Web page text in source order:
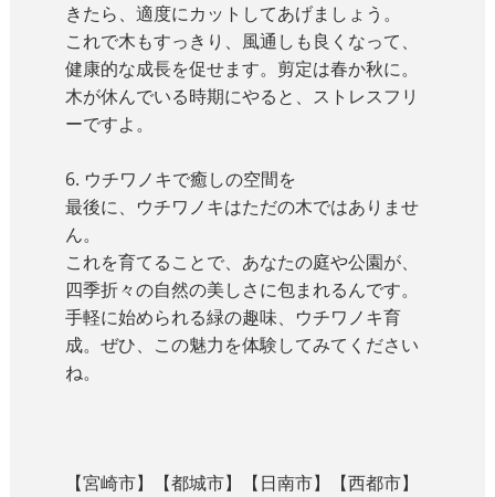
きたら、適度にカットしてあげましょう。
これで木もすっきり、風通しも良くなって、
健康的な成長を促せます。剪定は春か秋に。
木が休んでいる時期にやると、ストレスフリ
ーですよ。
6. ウチワノキで癒しの空間を
最後に、ウチワノキはただの木ではありませ
ん。
これを育てることで、あなたの庭や公園が、
四季折々の自然の美しさに包まれるんです。
手軽に始められる緑の趣味、ウチワノキ育
成。ぜひ、この魅力を体験してみてください
ね。
【宮崎市】【都城市】【日南市】【西都市】